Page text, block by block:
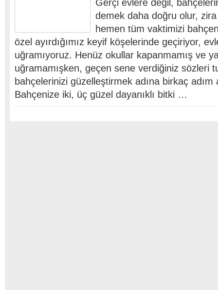
Gerçi evlere değil,
demek daha doğru olur,
hemen tüm vaktimizi
özel ayırdığımız keyif köşelerinde geçiriyor,
uğramıyoruz. Henüz okullar kapanmamış ve
uğramamışken, geçen sene verdiğiniz sözleri
bahçelerinizi güzelleştirmek adına birkaç adım
Bahçenize iki, üç güzel dayanıklı bitki …